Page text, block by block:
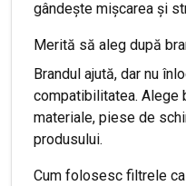
gândește mișcarea și
Merită să aleg după
Brandul ajută, dar nu
compatibilitatea. Alege
materiale, piese de
produsului.
Cum folosesc filtrele